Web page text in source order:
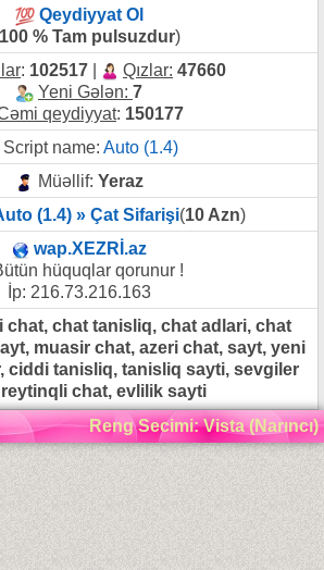
Qeydiyyat Ol
% Tam pulsuzdur)
: 102517 Qızlar: 47660
Yeni Gələn: 7
qeydiyyat: 150177
name: Auto (1.4)
Müəllif: Yeraz
(1.4) » Çat Sifarişi(10 Azn)
wap.XEZRİ.az
hüquqlar qorunur !
İp: 216.73.216.163
chat, chat tanisliq, chat adlari, chat
muasir chat, azeri chat, sayt, yeni
ciddi tanisliq, tanisliq sayti, sevgiler
chat, evlilik sayti
Reng Secimi: Vista (Narıncı)